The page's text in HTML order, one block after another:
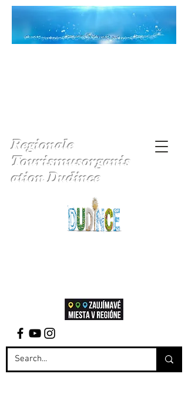
Regionale
Tourismusorganis
ation Dudince